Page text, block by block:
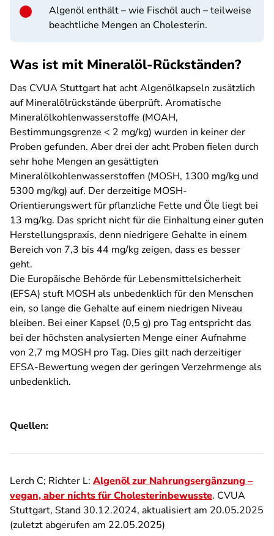
Algenöl enthält – wie Fischöl auch – teilweise
beachtliche Mengen an Cholesterin.
Was ist mit Mineralöl-Rückständen?
Das CVUA Stuttgart hat acht Algenölkapseln zusätzlich
auf Mineralölrückstände überprüft. Aromatische
Mineralölkohlenwasserstoffe (MOAH,
Bestimmungsgrenze < 2 mg/kg) wurden in keiner der
Proben gefunden. Aber drei der acht Proben fielen durch
sehr hohe Mengen an gesättigten
Mineralölkohlenwasserstoffen (MOSH, 1300 mg/kg und
5300 mg/kg) auf. Der derzeitige MOSH-
Orientierungswert für pflanzliche Fette und Öle liegt bei
13 mg/kg. Das spricht nicht für die Einhaltung einer guten
Herstellungspraxis, denn niedrigere Gehalte in einem
Bereich von 7,3 bis 44 mg/kg zeigen, dass es besser
geht.
Die Europäische Behörde für Lebensmittelsicherheit
(EFSA) stuft MOSH als unbedenklich für den Menschen
ein, so lange die Gehalte auf einem niedrigen Niveau
bleiben. Bei einer Kapsel (0,5 g) pro Tag entspricht das
bei der höchsten analysierten Menge einer Aufnahme
von 2,7 mg MOSH pro Tag. Dies gilt nach derzeitiger
EFSA-Bewertung wegen der geringen Verzehrmenge als
unbedenklich.
Quellen:
Lerch C; Richter L: Algenöl zur Nahrungsergänzung –
vegan, aber nichts für Cholesterinbewusste. CVUA
Stuttgart, Stand 30.12.2024, aktualisiert am 20.05.2025
(zuletzt abgerufen am 22.05.2025)